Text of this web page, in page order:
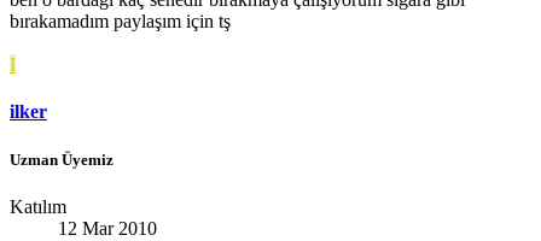
bırakamadım paylaşım için tş
I
ilker
Uzman Üyemiz
Katılım
12 Mar 2010